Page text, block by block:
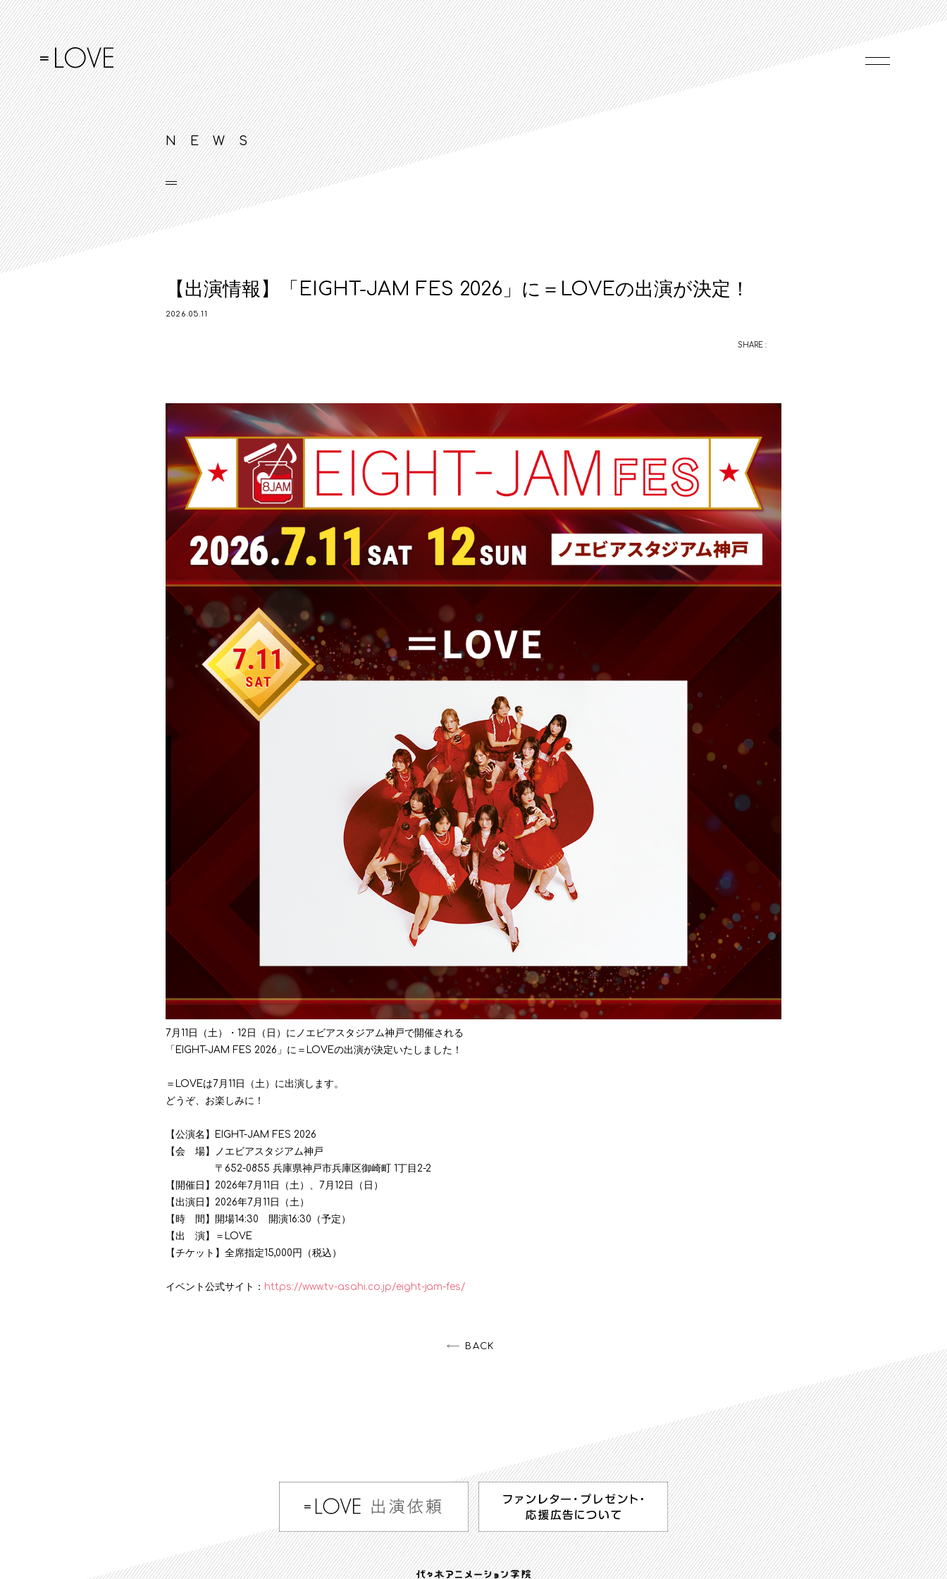
NEWS
【出演情報】「EIGHT-JAM FES 2026」に＝LOVEの出演が決定！
2026.05.11
SHARE :
7月11日（土）・12日（日）にノエビアスタジアム神戸で開催される
「EIGHT-JAM FES 2026」に＝LOVEの出演が決定いたしました！
＝LOVEは7月11日（土）に出演します。
どうぞ、お楽しみに！
【公演名】EIGHT-JAM FES 2026
【会 場】ノエビアスタジアム神戸
〒652-0855 兵庫県神戸市兵庫区御崎町 1丁目2-2
【開催日】2026年7月11日（土）、7月12日（日）
【出演日】2026年7月11日（土）
【時 間】開場14:30 開演16:30（予定）
【出 演】＝LOVE
【チケット】全席指定15,000円（税込）
イベント公式サイト： https://www.tv-asahi.co.jp/eight-jam-fes/
BACK